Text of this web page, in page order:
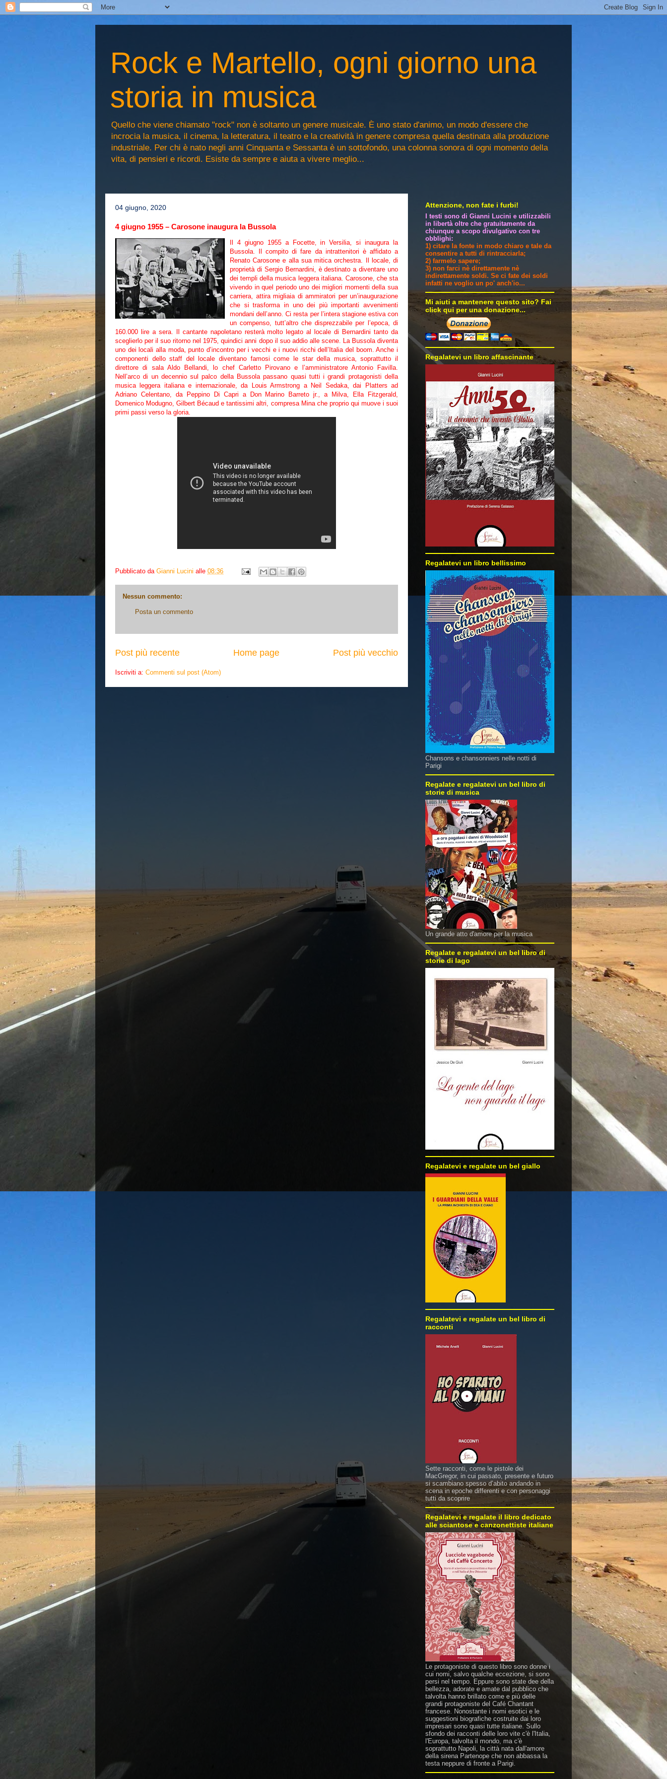
Rock e Martello, ogni giorno una
storia in musica
Quello che viene chiamato "rock" non è soltanto un genere musicale. È uno stato d'animo, un modo d'essere che
incrocia la musica, il cinema, la letteratura, il teatro e la creatività in genere compresa quella destinata alla produzione
industriale. Per chi è nato negli anni Cinquanta e Sessanta è un sottofondo, una colonna sonora di ogni momento della
vita, di pensieri e ricordi. Esiste da sempre e aiuta a vivere meglio...
04 giugno, 2020
4 giugno 1955 – Carosone inaugura la Bussola
Il 4 giugno 1955 a Focette, in Versilia, si inaugura la
Bussola. Il compito di fare da intrattenitori è affidato a
Renato Carosone e alla sua mitica orchestra. Il locale, di
proprietà di Sergio Bernardini, è destinato a diventare uno
dei templi della musica leggera italiana. Carosone, che sta
vivendo in quel periodo uno dei migliori momenti della sua
carriera, attira migliaia di ammiratori per un’inaugurazione
che si trasforma in uno dei più importanti avvenimenti
mondani dell’anno. Ci resta per l’intera stagione estiva con
un compenso, tutt’altro che disprezzabile per l’epoca, di
160.000 lire a sera. Il cantante napoletano resterà molto legato al locale di Bernardini tanto da
sceglierlo per il suo ritorno nel 1975, quindici anni dopo il suo addio alle scene. La Bussola diventa
uno dei locali alla moda, punto d’incontro per i vecchi e i nuovi ricchi dell’Italia del boom. Anche i
componenti dello staff del locale diventano famosi come le star della musica, soprattutto il
direttore di sala Aldo Bellandi, lo chef Carletto Pirovano e l’amministratore Antonio Favilla.
Nell’arco di un decennio sul palco della Bussola passano quasi tutti i grandi protagonisti della
musica leggera italiana e internazionale, da Louis Armstrong a Neil Sedaka, dai Platters ad
Adriano Celentano, da Peppino Di Capri a Don Marino Barreto jr., a Milva, Ella Fitzgerald,
Domenico Modugno, Gilbert Bécaud e tantissimi altri, compresa Mina che proprio qui muove i suoi
primi passi verso la gloria.
Pubblicato da Gianni Lucini alle 08:36
Nessun commento:
Posta un commento
Post più recente Post più vecchio
Home page
Iscriviti a: Commenti sul post (Atom)
Attenzione, non fate i furbi!
I testi sono di Gianni Lucini e utilizzabili
in libertà oltre che gratuitamente da
chiunque a scopo divulgativo con tre
obblighi:
1) citare la fonte in modo chiaro e tale da
consentire a tutti di rintracciarla;
2) farmelo sapere;
3) non farci nè direttamente nè
indirettamente soldi. Se ci fate dei soldi
infatti ne voglio un po' anch'io...
Mi aiuti a mantenere questo sito? Fai
click qui per una donazione...
Regalatevi un libro affascinante
Regalatevi un libro bellissimo
Chansons e chansonniers nelle notti di
Parigi
Regalate e regalatevi un bel libro di
storie di musica
Un grande atto d'amore per la musica
Regalate e regalatevi un bel libro di
storie di lago
Regalatevi e regalate un bel giallo
Regalatevi e regalate un bel libro di
racconti
Sette racconti, come le pistole dei
MacGregor, in cui passato, presente e futuro
si scambiano spesso d’abito andando in
scena in epoche differenti e con personaggi
tutti da scoprire
Regalatevi e regalate il libro dedicato
alle sciantose e canzonettiste italiane
Le protagoniste di questo libro sono donne i
cui nomi, salvo qualche eccezione, si sono
persi nel tempo. Eppure sono state dee della
bellezza, adorate e amate dal pubblico che
talvolta hanno brillato come e più delle
grandi protagoniste del Café Chantant
francese. Nonostante i nomi esotici e le
suggestioni biografiche costruite dai loro
impresari sono quasi tutte italiane. Sullo
sfondo dei racconti delle loro vite c'è l'Italia,
l'Europa, talvolta il mondo, ma c'è
soprattutto Napoli, la città nata dall'amore
della sirena Partenope che non abbassa la
testa neppure di fronte a Parigi.